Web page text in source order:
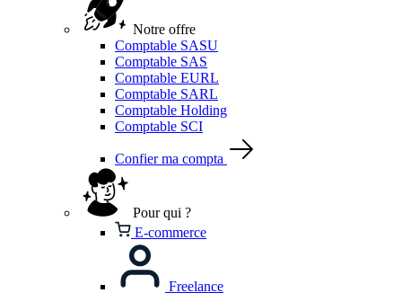
Notre offre
Comptable SASU
Comptable SAS
Comptable EURL
Comptable SARL
Comptable Holding
Comptable SCI
Confier ma compta
Pour qui ?
E-commerce
Freelance